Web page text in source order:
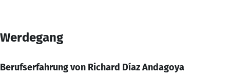
Werdegang
Berufserfahrung von Richard Díaz Andagoya